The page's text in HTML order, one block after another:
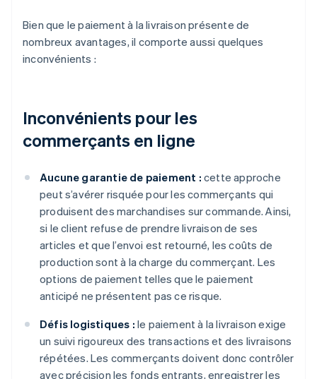
Bien que le paiement à la livraison présente de
nombreux avantages, il comporte aussi quelques
inconvénients :
Inconvénients pour les
commerçants en ligne
Aucune garantie de paiement : cette approche
peut s’avérer risquée pour les commerçants qui
produisent des marchandises sur commande. Ainsi,
si le client refuse de prendre livraison de ses
articles et que l’envoi est retourné, les coûts de
production sont à la charge du commerçant. Les
options de paiement telles que le paiement
anticipé ne présentent pas ce risque.
Défis logistiques : le paiement à la livraison exige
un suivi rigoureux des transactions et des livraisons
répétées. Les commerçants doivent donc contrôler
avec précision les fonds entrants, enregistrer les